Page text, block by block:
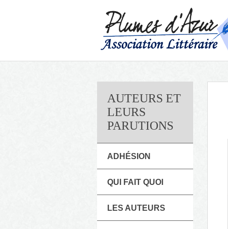
AUTEURS ET
LEURS
PARUTIONS
ADHÉSION
QUI FAIT QUOI
LES AUTEURS